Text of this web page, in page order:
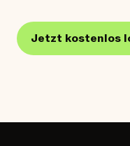
Jetzt kostenlos